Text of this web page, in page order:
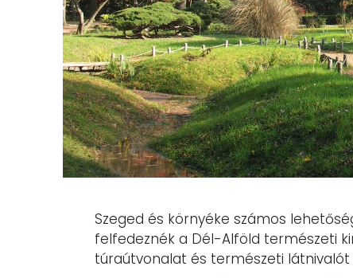
Szeged és környéke számos
felfedeznék a Dél-Alföld természeti
túraútvonalat és természeti